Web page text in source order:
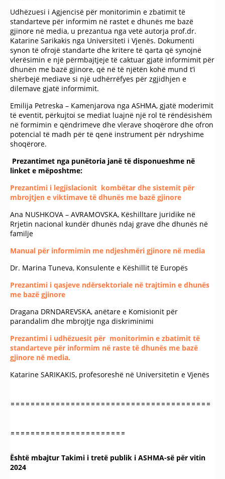
Udhëzuesi i Agjencisë për monitorimin e zbatimit të
standarteve për informim në rastet e dhunës me bazë
gjinore në media, u prezantua nga vetë autorja prof.dr.
Katarine Sarikakis nga Universiteti i Vjenës. Dokumenti
synon të ofrojë standarte dhe kritere të qarta që synojnë
vlerësimin e një përmbajtjeje të caktuar gjatë informimit për
dhunën me bazë gjinore, që në të njëtën kohë mund t’i
shërbejë mediave si një udhërrëfyes për zgjidhjen e
dilemave gjatë informimit.
Еmilija Petreska – Кamenjarova nga ASHMA, gjatë moderimit
të eventit, përkujtoi se mediat luajnë një rol të rëndësishëm
në formimin e qëndrimeve dhe vlerave shoqërore dhe ofron
potencial të madh për të qenë instrument për ndryshime
shoqërore.
Prezantimet nga punëtoria janë të disponueshme në
linket e mëposhtme:
Prezantimi i legjislacionit kombëtar dhe sistemit për
mbrojtjen e viktimave të dhunës me bazë gjinore
Аna NUSHKOVA – АVRAMOVSKA, Këshilltare juridike në
Rrjetin nacional kundër dhunës ndaj grave dhe dhunës në
familje
Manual për informimin me ndjeshmëri gjinore në media
Dr. Marina Tuneva, Коnsulente e Këshillit të Europës
Prezantimi i qasjeve ndërsektoriale në trajtimin e dhunës
me bazë gjinore
Dragana DRNDAREVSKA, anëtare e Komisionit për
parandalim dhe mbrojtje nga diskriminimi
Prezantimi i udhëzuesit për monitorimin e zbatimit të
standarteve për informim në raste të dhunës me bazë
gjinore në media.
Кatarine SARIKAKIS, profesoreshë në Universitetin e Vjenës
========================================
=======================
Është mbajtur Takimi i tretë publik i ASHMA-së për vitin
2024